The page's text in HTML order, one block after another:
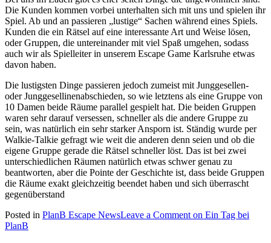
Die Kunden kommen vorbei unterhalten sich mit uns und spielen ihr
Spiel. Ab und an passieren „lustige“ Sachen während eines Spiels.
Kunden die ein Rätsel auf eine interessante Art und Weise lösen,
oder Gruppen, die untereinander mit viel Spaß umgehen, sodass
auch wir als Spielleiter in unserem Escape Game Karlsruhe etwas
davon haben.
Die lustigsten Dinge passieren jedoch zumeist mit Junggesellen-
oder Junggesellinenabschieden, so wie letztens als eine Gruppe von
10 Damen beide Räume parallel gespielt hat. Die beiden Gruppen
waren sehr darauf versessen, schneller als die andere Gruppe zu
sein, was natürlich ein sehr starker Ansporn ist. Ständig wurde per
Walkie-Talkie gefragt wie weit die anderen denn seien und ob die
eigene Gruppe gerade die Rätsel schneller löst. Das ist bei zwei
unterschiedlichen Räumen natürlich etwas schwer genau zu
beantworten, aber die Pointe der Geschichte ist, dass beide Gruppen
die Räume exakt gleichzeitig beendet haben und sich überrascht
gegenüberstand
Posted in PlanB Escape NewsLeave a Comment on Ein Tag bei
PlanB